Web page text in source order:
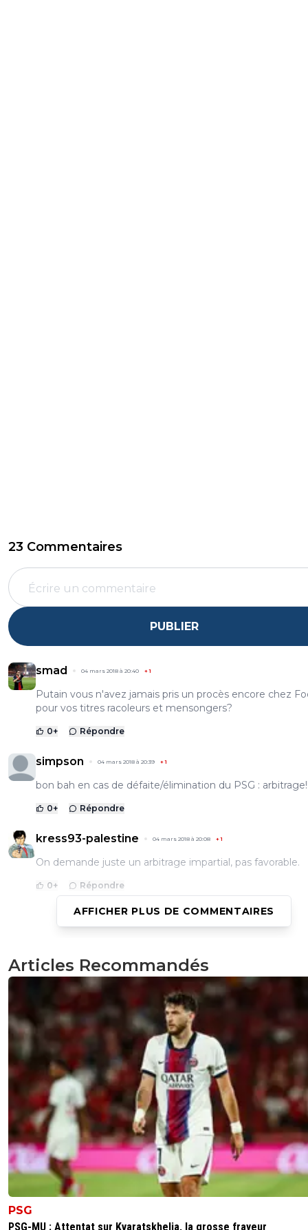
23 Commentaires
PUBLIER
smad 04 mars 2018 à 20:40 +1
Putain vous n'avez jamais pris un procès encore chez
pour vos titres racoleurs et mensongers?
0+ Répondre
simpson 04 mars 2018 à 20:39 +1
bon bah en cas de défaite/élimination du PSG :
0+ Répondre
kress93-palestine 04 mars 2018 à 20:08 +1
On demande juste un arbitrage impartial, pas favorable.
0+ Répondre
i a tellement raison
0+ Répondre
alg-rino75 +0
Mais bien sûr selon "DieuFékir69, Thauvinhodu13,
MissileDeCR7" et consors, nous, supporters parisiens,
parano quand on dit que l'arbitrage est contre nous...
0+ Répondre
fred-six-nine 04 mars 2018 à 19:25
tu trouvera tjr des rageux et des troll pour nié l
deja le fait quil soit la a bavé sur des article du
tous dire faut pas ce prendre la tete avc ces
AFFICHER PLUS DE COMMENTAIRES
Articles Recommandés
PSG
PSG-MU : Attentat sur Kvaratskhelia, la grosse frayeur